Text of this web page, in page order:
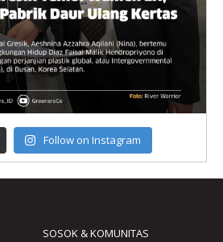
Follow on Instagram
SOSOK & KOMUNITAS